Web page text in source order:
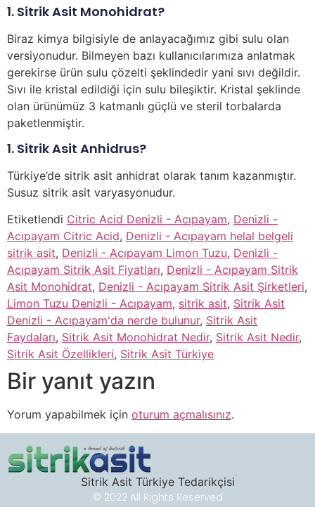
1. Sitrik Asit Monohidrat?
Biraz kimya bilgisiyle de anlayacağımız gibi sulu olan
versiyonudur. Bilmeyen bazı kullanıcılarımıza anlatmak
gerekirse ürün sulu çözelti şeklindedir yani sıvı değildir.
Sıvı ile kristal edildiği için sulu bileşiktir. Kristal şeklinde
olan ürünümüz 3 katmanlı güçlü ve steril torbalarda
paketlenmiştir.
1. Sitrik Asit Anhidrus?
Türkiye’de sitrik asit anhidrat olarak tanım kazanmıştır.
Susuz sitrik asit varyasyonudur.
Etiketlendi Citric Acid Denizli - Acıpayam, Denizli -
Acıpayam Citric Acid, Denizli - Acıpayam helal belgeli
sitrik asit, Denizli - Acıpayam Limon Tuzu, Denizli -
Acıpayam Sitrik Asit Fiyatları, Denizli - Acıpayam Sitrik
Asit Monohidrat, Denizli - Acıpayam Sitrik Asit Şirketleri,
Limon Tuzu Denizli - Acıpayam, sitrik asit, Sitrik Asit
Denizli - Acıpayam'da nerde bulunur, Sitrik Asit
Faydaları, Sitrik Asit Monohidrat Nedir, Sitrik Asit Nedir,
Sitrik Asit Özellikleri, Sitrik Asit Türkiye
Bir yanıt yazın
Yorum yapabilmek için oturum açmalısınız.
Sitrik Asit Türkiye Tedarikçisi
© 2022 All Rights Reserved